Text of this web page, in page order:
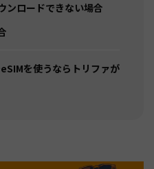
ンロードできない場合
を使うならトリファが